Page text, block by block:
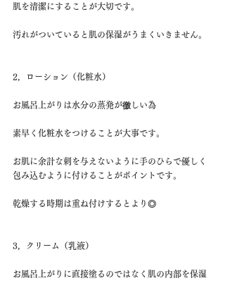
肌を清潔にすることが大切です。
汚れがついていると肌の保湿がうまくいきません。
2，ローション（化粧水）
お風呂上がりは水分の蒸発が徼しい為
素早く化粧水をつけることが大事です。
お肌に余計な刺を与えないように手のひらで優しく
包み込むように付けることがポイントです。
乾燥する時期は重ね付けするとより◎
3，クリーム（乳液）
お風呂上がりに直接塗るのではなく肌の内部を保湿